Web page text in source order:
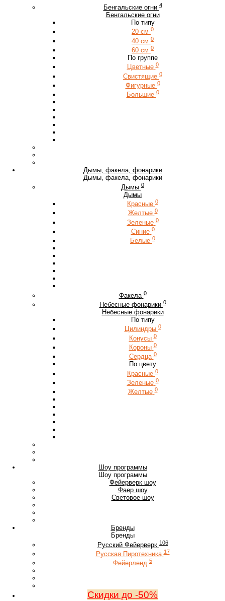
Бенгальские огни 4
Бенгальские огни
По типу
20 см 0
40 см 0
60 см 0
По группе
Цветные 0
Свистящие 0
Фигурные 0
Большие 0
Дымы, факела, фонарики
Дымы, факела, фонарики
Дымы 0
Дымы
Красные 0
Желтые 0
Зеленые 0
Синие 0
Белые 0
Факела 0
Небесные фонарики 0
Небесные фонарики
По типу
Цилиндры 0
Конусы 0
Короны 0
Сердца 0
По цвету
Красные 0
Зеленые 0
Желтые 0
Шоу программы
Шоу программы
Фейерверк шоу
Фаер шоу
Световое шоу
Бренды
Бренды
Русский Фейерверк 106
Русская Пиротехника 17
Фейерленд 5
Скидки до -50%